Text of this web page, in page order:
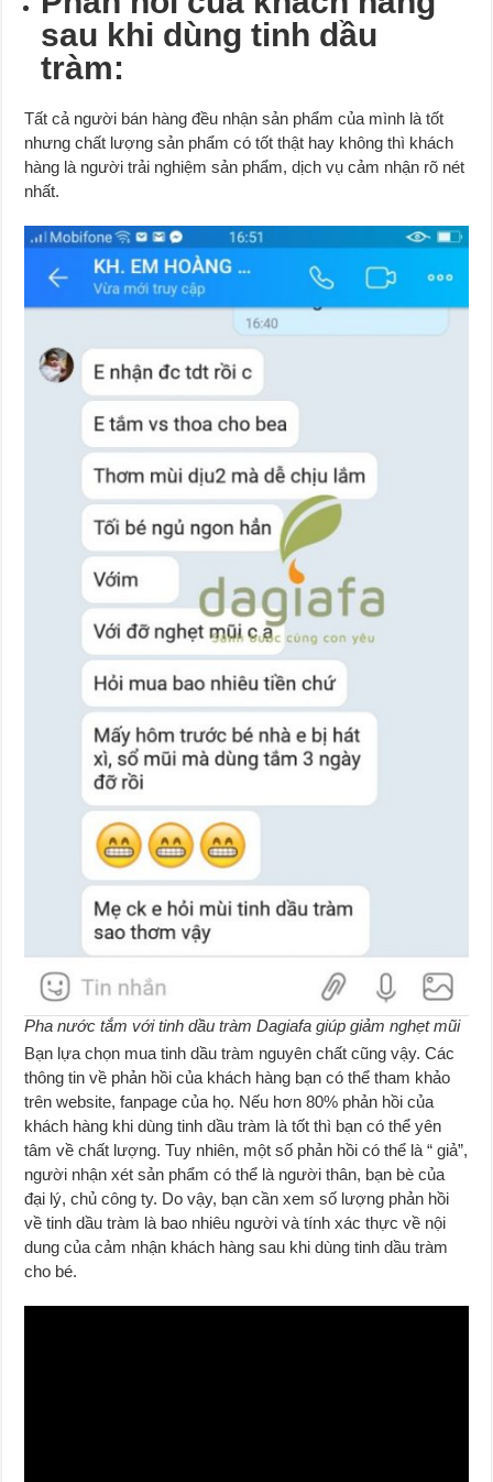
sau khi dùng tinh dầu
tràm:
Tất cả người bán hàng đều nhận sản phẩm của mình là tốt
nhưng chất lượng sản phẩm có tốt thật hay không thì khách
hàng là người trải nghiệm sản phẩm, dịch vụ cảm nhận rõ nét
nhất.
Pha nước tắm với tinh dầu tràm Dagiafa giúp giảm nghẹt mũi
Bạn lựa chọn mua tinh dầu tràm nguyên chất cũng vậy. Các
thông tin về phản hồi của khách hàng bạn có thể tham khảo
trên website, fanpage của họ. Nếu hơn 80% phản hồi của
khách hàng khi dùng tinh dầu tràm là tốt thì bạn có thể yên
tâm về chất lượng. Tuy nhiên, một số phản hồi có thể là “ giả”,
người nhận xét sản phẩm có thể là người thân, bạn bè của
đại lý, chủ công ty. Do vậy, bạn cần xem số lượng phản hồi
về tinh dầu tràm là bao nhiêu người và tính xác thực về nội
dung của cảm nhận khách hàng sau khi dùng tinh dầu tràm
cho bé.